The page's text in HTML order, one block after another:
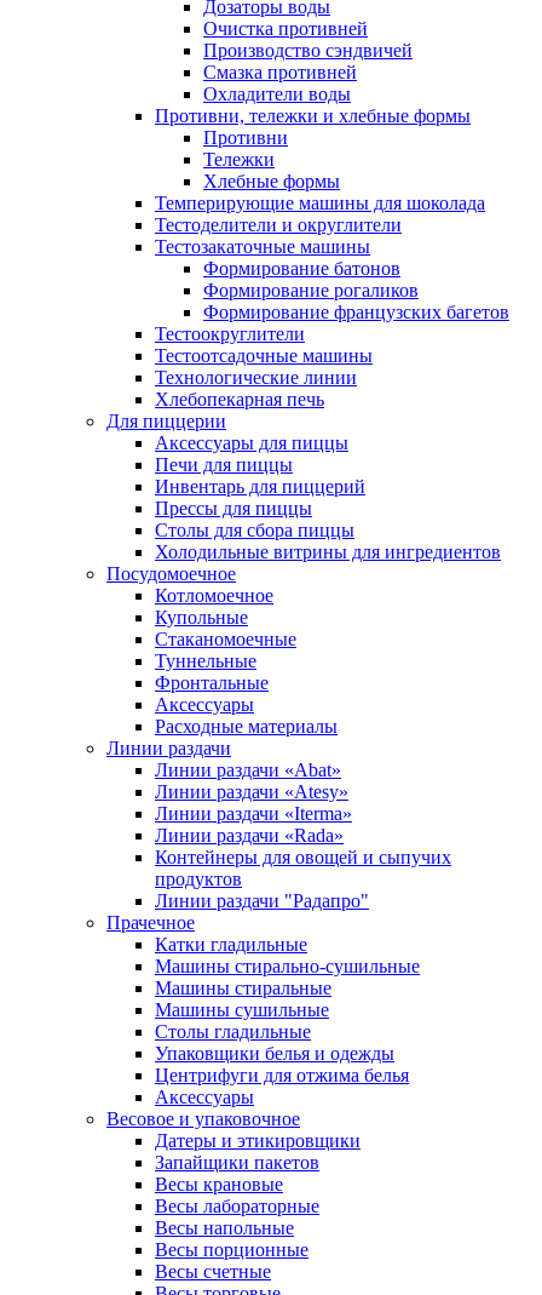
Дозаторы воды
Очистка противней
Производство сэндвичей
Смазка противней
Охладители воды
Противни, тележки и хлебные формы
Противни
Тележки
Хлебные формы
Темперирующие машины для шоколада
Тестоделители и округлители
Тестозакаточные машины
Формирование батонов
Формирование рогаликов
Формирование французских багетов
Тестоокруглители
Тестоотсадочные машины
Технологические линии
Хлебопекарная печь
Для пиццерии
Аксессуары для пиццы
Печи для пиццы
Инвентарь для пиццерий
Прессы для пиццы
Столы для сбора пиццы
Холодильные витрины для ингредиентов
Посудомоечное
Котломоечное
Купольные
Стаканомоечные
Туннельные
Фронтальные
Аксессуары
Расходные материалы
Линии раздачи
Линии раздачи «Abat»
Линии раздачи «Atesy»
Линии раздачи «Iterma»
Линии раздачи «Rada»
Контейнеры для овощей и сыпучих
продуктов
Линии раздачи "Радапро"
Прачечное
Катки гладильные
Машины стирально-сушильные
Машины стиральные
Машины сушильные
Столы гладильные
Упаковщики белья и одежды
Центрифуги для отжима белья
Аксессуары
Весовое и упаковочное
Датеры и этикировщики
Запайщики пакетов
Весы крановые
Весы лабораторные
Весы напольные
Весы порционные
Весы счетные